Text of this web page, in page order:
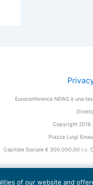
Euroconference NEWS è una
Copyright 2016
Piazza Luigi
Capitale Sociale € 300.000,00 i.v.
of our website and